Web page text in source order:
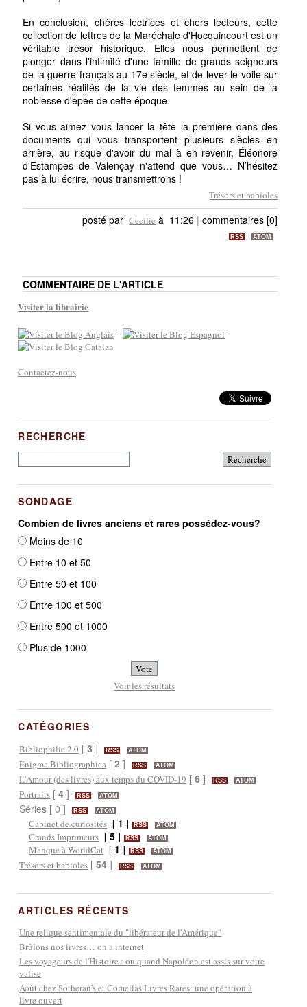
En conclusion, chères lectrices et chers lecteurs, cette
collection de lettres de la Maréchale d'Hocquincourt est un
véritable trésor historique. Elles nous permettent de
plonger dans l'intimité d'une famille de grands seigneurs
de la guerre français au 17e siècle, et de lever le voile sur
certaines réalités de la vie des femmes au sein de la
noblesse d'épée de cette époque.
Si vous aimez vous lancer la tête la première dans des
documents qui vous transportent plusieurs siècles en
arrière, au risque d'avoir du mal à en revenir, Éléonore
d'Estampes de Valençay n'attend que vous… N’hésitez
pas à lui écrire, nous transmettrons !
Trésors et babioles
posté par Cecilie à 11:26 |commentaires [0]
RSS ATOM
COMMENTAIRE DE L'ARTICLE
Visiter la librairie
- -
Contactez-nous
RECHERCHE
SONDAGE
Combien de livres anciens et rares possédez-vous?
Moins de 10
Entre 10 et 50
Entre 50 et 100
Entre 100 et 500
Entre 500 et 1000
Plus de 1000
Voir les résultats
CATÉGORIES
Bibliophilie 2.0 [3 ] RSS ATOM
Enigma Bibliographica [2 ] RSS ATOM
L'Amour (des livres) aux temps du COVID-19 [6 ] RSS ATOM
Portraits [4 ] RSS ATOM
Séries [ 0 ] RSS ATOM
Cabinet de curiosités [ 1 ] RSS ATOM
Grands Imprimeurs [5 ] RSS ATOM
Manque à WorldCat [ 1 ] RSS ATOM
Trésors et babioles [54 ] RSS ATOM
ARTICLES RÉCENTS
Une relique sentimentale du "libérateur de l'Amérique"
Brûlons nos livres… on a internet
Les voyageurs de l'Histoire : ou quand Napoléon est assis sur votre
valise
Août chez Sotheran’s et Comellas Livres Rares: une opération à
livre ouvert